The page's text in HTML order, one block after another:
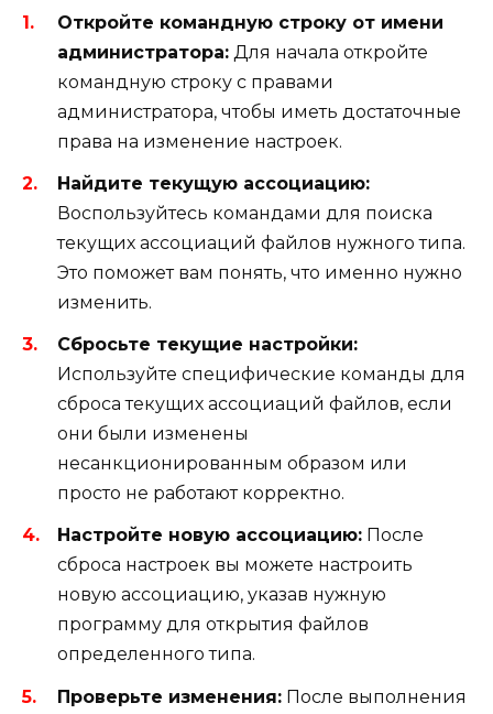
Откройте командную строку от имени
администратора: Для начала откройте
командную строку с правами
администратора, чтобы иметь достаточные
права на изменение настроек.
Найдите текущую ассоциацию:
Воспользуйтесь командами для поиска
текущих ассоциаций файлов нужного типа.
Это поможет вам понять, что именно нужно
изменить.
Сбросьте текущие настройки:
Используйте специфические команды для
сброса текущих ассоциаций файлов, если
они были изменены
несанкционированным образом или
просто не работают корректно.
Настройте новую ассоциацию: После
сброса настроек вы можете настроить
новую ассоциацию, указав нужную
программу для открытия файлов
определенного типа.
Проверьте изменения: После выполнения